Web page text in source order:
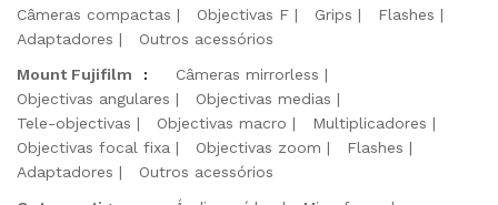
Câmeras compactas
Objectivas F Grips
Flashes
Adaptadores
Outros acessórios
Mount Fujifilm
:
Câmeras mirrorless
Objectivas angulares
Objectivas medias
Tele-objectivas
Objectivas macro
Multiplicadores
Objectivas focal fixa
Objectivas zoom
Flashes
Adaptadores
Outros acessórios